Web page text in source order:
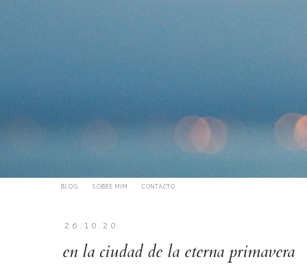
BLOG SOBRE MIM CONTACTO
26.10.20
en la ciudad de la eterna primavera